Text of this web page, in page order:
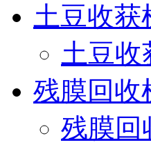
土豆收获
土豆收
残膜回收
残膜回